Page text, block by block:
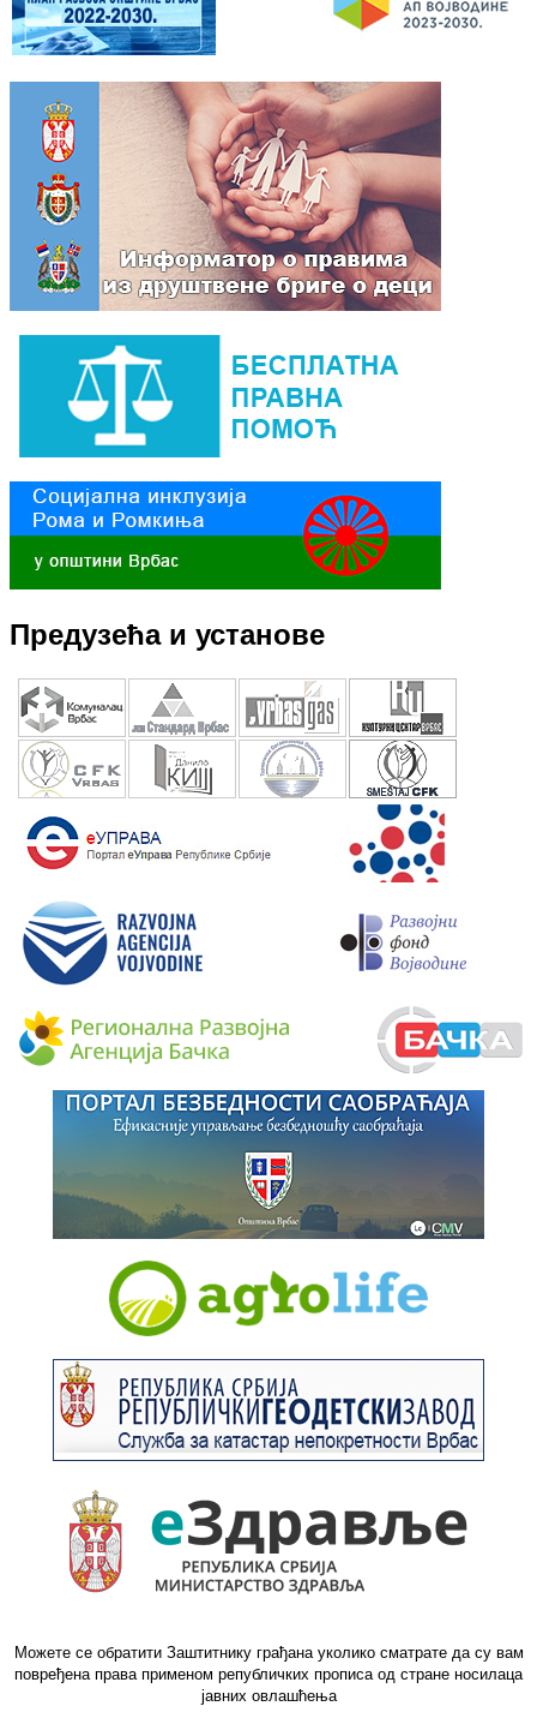
Предузећа и установе
Можете се обратити Заштитнику грађана уколико сматрате да су вам
повређена права применом републичких прописа од стране носилаца
јавних овлашћења